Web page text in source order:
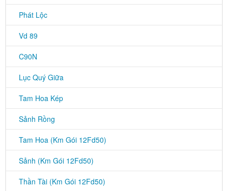
Phát Lộc
Vd 89
C90N
Lục Quý Giữa
Tam Hoa Kép
Sảnh Rồng
Tam Hoa (Km Gói 12Fd50)
Sảnh (Km Gói 12Fd50)
Thần Tài (Km Gói 12Fd50)